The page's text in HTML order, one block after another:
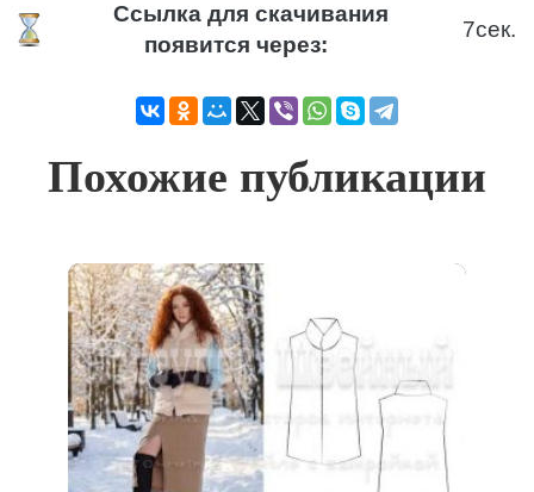
Ссылка для скачивания
появится через:
7сек.
Похожие публикации